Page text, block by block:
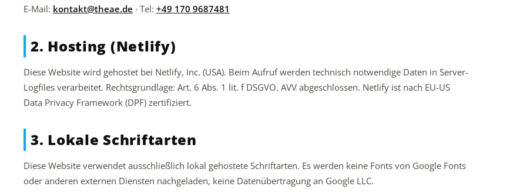
E-Mail: kontakt@theae.de · Tel: +49 170 9687481
2. Hosting (Netlify)
Diese Website wird gehostet bei Netlify, Inc. (USA). Beim Aufruf werden technisch notwendige Daten in Server-
Logfiles verarbeitet. Rechtsgrundlage: Art. 6 Abs. 1 lit. f DSGVO. AVV abgeschlossen. Netlify ist nach EU-US
Data Privacy Framework (DPF) zertifiziert.
3. Lokale Schriftarten
Diese Website verwendet ausschließlich lokal gehostete Schriftarten. Es werden keine Fonts von Google Fonts
oder anderen externen Diensten nachgeladen, keine Datenübertragung an Google LLC.